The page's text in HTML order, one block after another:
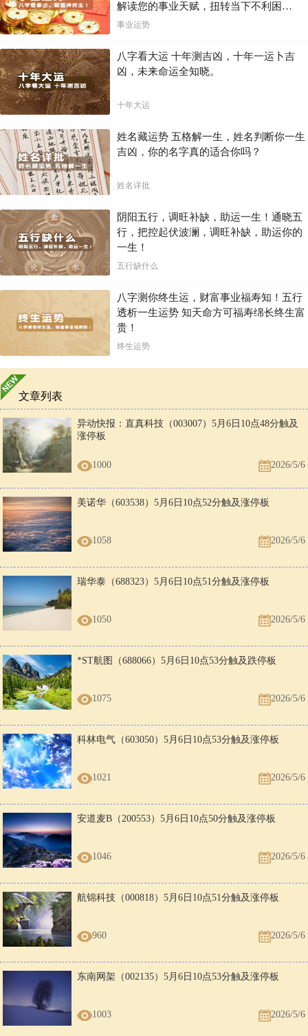
解读您的事业天赋，扭转当下不利困
局！！
事业运势
八字看大运 十年测吉凶，十年一运卜吉
凶，未来命运全知晓。
十年大运
姓名藏运势 五格解一生，姓名判断你一生
吉凶，你的名字真的适合你吗？
姓名详批
阴阳五行，调旺补缺，助运一生！通晓五
行，把控起伏波澜，调旺补缺，助运你的
一生！
五行缺什么
八字测你终生运，财富事业福寿知！五行
透析一生运势 知天命方可福寿绵长终生富
贵！
终生运势
文章列表
异动快报：直真科技（003007）5月6日10点48分触及
涨停板
1000 2026/5/6
美诺华（603538）5月6日10点52分触及涨停板
1058 2026/5/6
瑞华泰（688323）5月6日10点51分触及涨停板
1050 2026/5/6
*ST航图（688066）5月6日10点53分触及跌停板
1075 2026/5/6
科林电气（603050）5月6日10点53分触及涨停板
1021 2026/5/6
安道麦B（200553）5月6日10点50分触及涨停板
1046 2026/5/6
航锦科技（000818）5月6日10点51分触及涨停板
960 2026/5/6
东南网架（002135）5月6日10点53分触及涨停板
1003 2026/5/6